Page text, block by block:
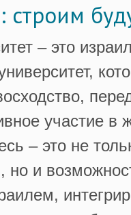
строим
– это
участие в
– это не
но и